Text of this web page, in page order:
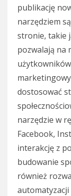
publikację
narzędziem
stronie, takie
pozwalają na
dostosować
narzędzie w
Facebook,
interakcję z
budowanie
również